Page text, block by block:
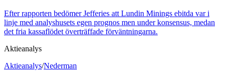
Efter rapporten bedömer Jefferies att Lundin Minings ebitda var i
linje med analyshusets egen prognos men under konsensus, medan
det fria kassaflödet överträffade förväntningarna.
Aktieanalys
Aktieanalys/Nederman